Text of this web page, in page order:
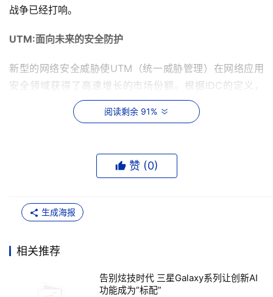
战争已经打响。
UTM:面向未来的安全防护
新型的网络安全威胁使UTM（统一威胁管理）在网络应用
安全领域获得了高速增长的市场份额。根据IDC的定义，
UTM是指能够提供广泛的网络保护的设备，它在一个单一
的硬件平台下提供了以下的一些技术特征:防火墙、防病
对快速增长的混合型攻击，需要一种灵活的、整合各种功能
的UTM设备来防止这种攻击的快速蔓延。
在过去几年内，随着蠕虫病毒的泛滥，传统的以组织边界和
核心设备为对象的安全防护方式组建显示出严重的缺陷。首
在网络边界上部署防火墙、入侵检测等安全产品，对于移动
边界保护困难，网络不再是局限于防火墙圈定的范围;再
阅读剩余 91%
赞 (0)
生成海报
相关推荐
告别炫技时代 三星Galaxy系列让创新AI
功能成为“标配”